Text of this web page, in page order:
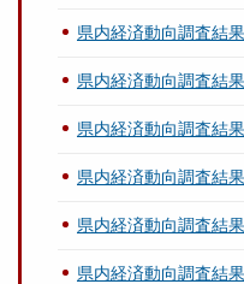
県内経済動向調査結
県内経済動向調査結
県内経済動向調査結
県内経済動向調査結
県内経済動向調査結
県内経済動向調査結